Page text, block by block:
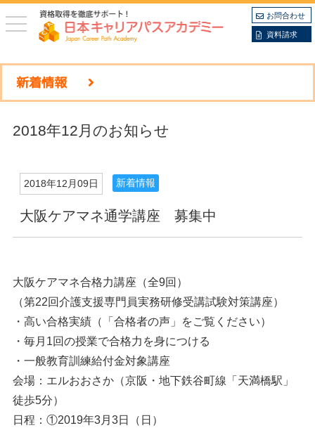
toggle
navigation
お問合わせ
資料請求
新着情報
2018年12月のお知らせ
2018年12月09日 新着情報
大阪ケアマネ通学講座 募集中
大阪ケアマネ合格力講座（全9回）
（第22回介護支援専門員実務研修受講試験対策講座）
・高い合格実績（「合格者の声」をご覧ください）
・毎月1回の授業で合格力を身につける
・一般教育訓練給付金対象講座
会場：エルおおさか（京阪・地下鉄谷町線「天満橋駅」
徒歩5分）
日程：①2019年3月3日（日）